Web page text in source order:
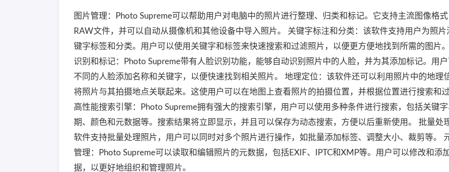
图片管理：Photo Supreme可以帮助用户对电脑中的照片进行整理、归类和标记。它支持主流图像格
RAW文件，并可以自动从摄像机和其他设备中导入照片。 关键字标注和分类：该软件支持用户为照片
键字标签和分类。用户可以使用关键字和标签来快速搜索和过滤照片，以便更方便地找到所需的图片
识别和标记：Photo Supreme带有人脸识别功能，能够自动识别照片中的人脸，并为其添加标记。用
不同的人脸添加名称和关键字，以便快速找到相关照片。 地理定位：该软件还可以利用照片中的地理
将照片与其拍摄地点关联起来。这使用户可以在地图上查看照片的拍摄位置，并根据位置进行搜索和过
高性能搜索引擎：Photo Supreme拥有强大的搜索引擎，用户可以使用多种条件进行搜索，包括关键字
期、颜色和元数据等。搜索结果将立即显示，并且可以保存为动态搜索，方便以后重新使用。 批量处
软件支持批量处理照片，用户可以同时对多个照片进行操作，如批量添加标签、调整大小、裁剪等。
管理：Photo Supreme可以读取和编辑照片的元数据，包括EXIF、IPTC和XMP等。用户可以修改和添
据，以更好地组织和管理照片。